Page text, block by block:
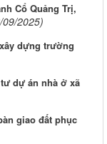
Cổ Quảng Trị,
09/2025)
dựng trường
dự án nhà ở xã
giao đất phục